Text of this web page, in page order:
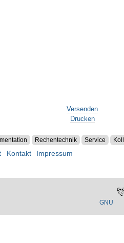
Versenden
Drucken
Rechentechnik Service
Kontakt Impressum
GNU